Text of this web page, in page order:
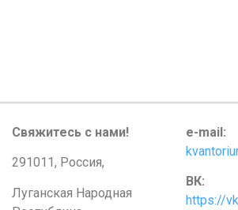
Свяжитесь с нами!
291011, Россия,
Луганская Народная
e-mail:
ВК:
https://